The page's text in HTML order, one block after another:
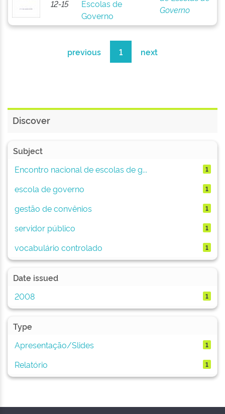
12-15
Escolas de
Governo
Governo
previous 1 next
Discover
Subject
Encontro nacional de escolas de g...
1
escola de governo 1
gestão de convênios 1
servidor público 1
vocabulário controlado 1
Date issued
2008
1
Type
Apresentação/Slides
1
Relatório 1